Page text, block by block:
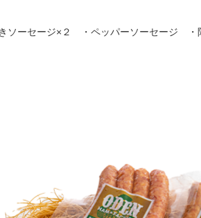
ソーセージ×２ ・ペッパーソーセージ ・